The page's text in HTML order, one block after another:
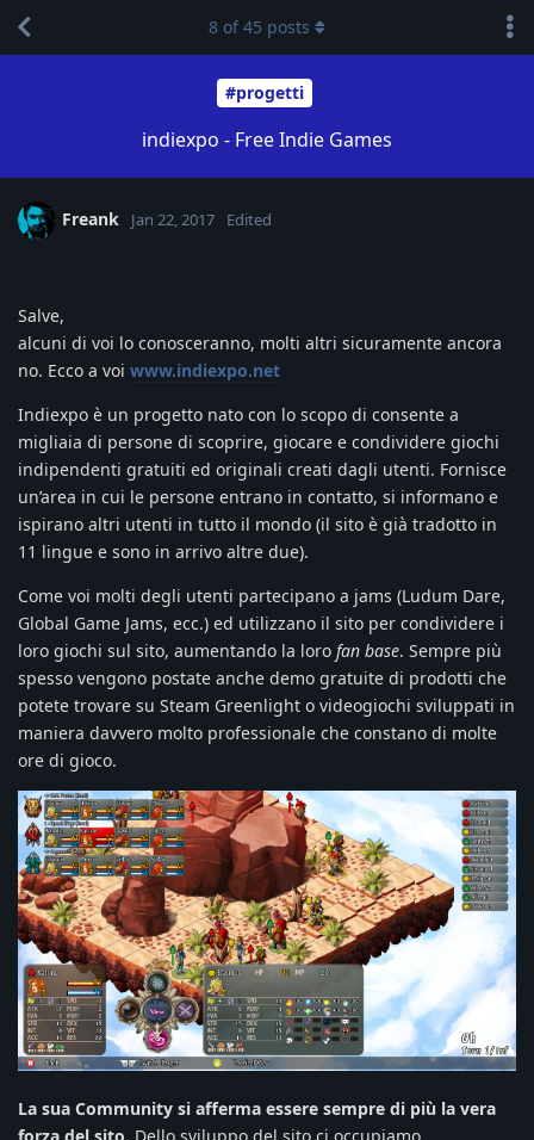
#progetti
indiexpo - Free Indie Games
8 of45 posts
Freank Jan 22, 2017 Edited
Salve,
alcuni di voi lo conosceranno, molti altri sicuramente ancora
no. Ecco a voi www.indiexpo.net
Indiexpo è un progetto nato con lo scopo di consente a
migliaia di persone di scoprire, giocare e condividere giochi
indipendenti gratuiti ed originali creati dagli utenti. Fornisce
un’area in cui le persone entrano in contatto, si informano e
ispirano altri utenti in tutto il mondo (il sito è già tradotto in
11 lingue e sono in arrivo altre due).
Come voi molti degli utenti partecipano a jams (Ludum Dare,
Global Game Jams, ecc.) ed utilizzano il sito per condividere i
loro giochi sul sito, aumentando la loro fan base. Sempre più
spesso vengono postate anche demo gratuite di prodotti che
potete trovare su Steam Greenlight o videogiochi sviluppati in
maniera davvero molto professionale che constano di molte
ore di gioco.
La sua Community si afferma essere sempre di più la vera